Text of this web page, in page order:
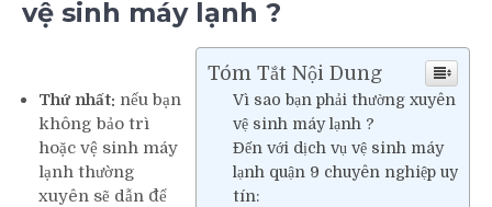
vệ sinh máy lạnh ?
Tóm Tắt Nội Dung
Vì sao bạn phải thường xuyên
vệ sinh máy lạnh ?
Đến với dịch vụ vệ sinh máy
lạnh quận 9 chuyên nghiệp uy
tín:
Thứ nhất: nếu bạn
không bảo trì
hoặc vệ sinh máy
lạnh thường
xuyên sẽ dẫn để